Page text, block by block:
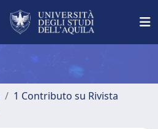
1 Contributo su Rivista